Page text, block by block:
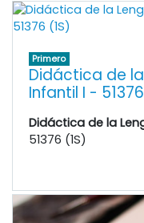
Primero
Didáctica de
Infantil I -
Didáctica de la
51376 (1S)